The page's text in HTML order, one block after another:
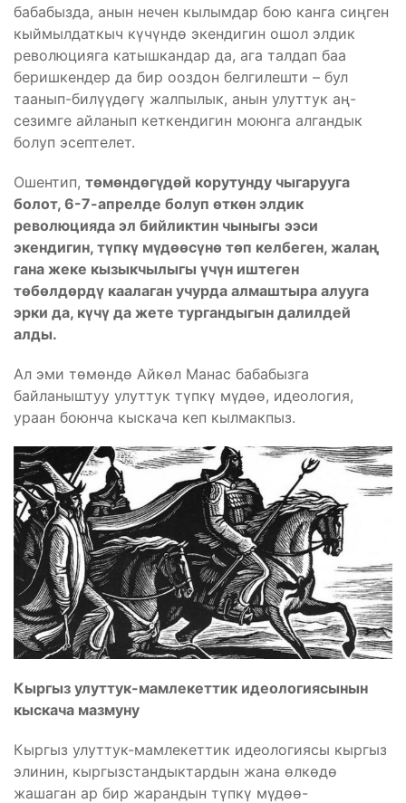
бабабызда, анын нечен кылымдар бою канга сиңген
кыймылдаткыч күчүндө экендигин ошол элдик
революцияга катышкандар да, ага талдап баа
беришкендер да бир ооздон белгилешти – бул
таанып-билүүдөгү жалпылык, анын улуттук аң-
сезимге айланып кеткендигин моюнга алгандык
болуп эсептелет.
Ошентип, төмөндөгүдөй корутунду чыгарууга
болот, 6-7-апрелде болуп өткөн элдик
революцияда эл бийликтин чыныгы ээси
экендигин, түпкү мүдөөсүнө төп келбеген, жалаң
гана жеке кызыкчылыгы үчүн иштеген
төбөлдөрдү каалаган учурда алмаштыра алуу­га
эрки да, күчү да жете тургандыгын далилдей
алды.
Ал эми төмөндө Айкөл Манас бабабызга
байланыштуу улуттук түпкү мүдөө, идеология,
ураан боюнча кыскача кеп кылмакпыз.
Кыргыз улуттук-мамлекеттик идеологиясынын
кыскача мазмуну
Кыргыз улуттук-мамлекеттик идеологиясы кыргыз
элинин, кыргызстандыктардын жана өлкөдө
жашаган ар бир жарандын түпкү мүдөө-